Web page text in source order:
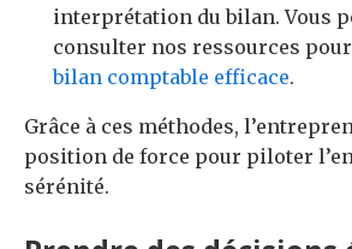
interprétation du bilan. Vous
consulter nos ressources pour
bilan comptable efficace.
Grâce à ces méthodes,
position de force pour piloter
sérénité.